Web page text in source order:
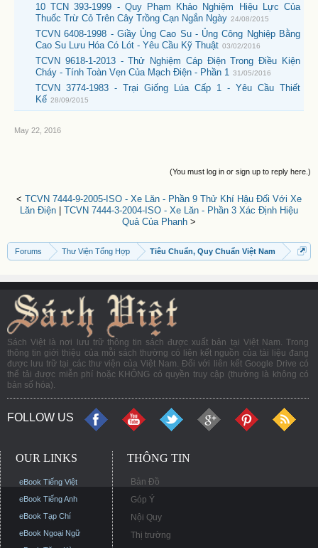
10 TCN 393-1999 - Quy Phạm Khảo Nghiệm Hiệu Lực Của
Thuốc Trừ Cỏ Trên Cây Trồng Cạn Ngắn Ngày 24/08/2015
TCVN 6408-1998 - Giầy Ủng Cao Su - Ủng Công Nghiệp Bằng
Cao Su Lưu Hóa Có Lót - Yêu Cầu Kỹ Thuật 03/02/2016
TCVN 9618-1-2013 - Thử Nghiệm Cáp Điện Trong Điều Kiện
Cháy - Tính Toàn Vẹn Của Mạch Điện - Phần 1
31/05/2016
TCVN 3774-1983 - Trại Giống Lúa Cấp 1 - Yêu Cầu Thiết
Kế 28/09/2015
May 22, 2016
(You must log in or sign up to reply here.)
< TCVN 7444-9-2005-ISO - Xe Lăn - Phần 9 Thử Khí Hậu Đối Với Xe
Lăn Điện | TCVN 7444-3-2004-ISO - Xe Lăn - Phần 3 Xác Định Hiệu
Quả Của Phanh >
Forums Thư Viện Tổng Hợp Tiêu Chuẩn, Quy Chuẩn Việt Nam
Sách Việt là nơi lưu trữ thông tin sách được xuất bản tại Việt Nam. Trong
thông tin giới thiệu của mỗi sách thường có liên kết nguồn của tài liệu đang
được lưu trữ tại các thư viện của Việt Nam. Đối với liên kết Google Drive có
thể tải được miễn phí hoặc KHÔNG có quyền truy cập (thường là không có
bản số hóa).
FOLLOW US
OUR LINKS
eBook Tiếng Việt
eBook Tiếng Anh
eBook Tạp Chí
eBook Ngoại Ngữ
THÔNG TIN
Bản Đồ
Góp Ý
Nội Quy
Thị trường